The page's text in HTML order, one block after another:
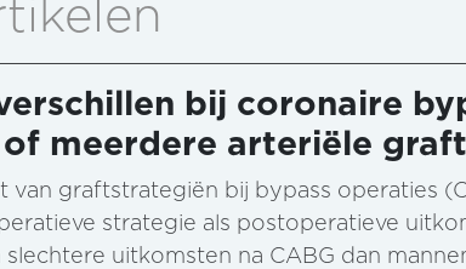
bij coronaire
meerdere arteriële
graftstrategiën bij bypass operaties
strategie als postoperatieve
uitkomsten na CABG dan